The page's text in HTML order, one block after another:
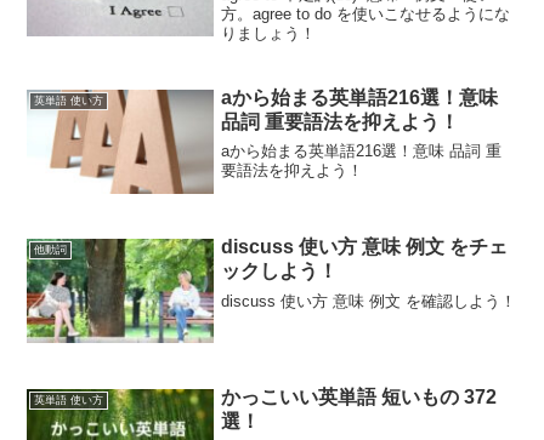
方。agree to do を使いこなせるようにな
りましょう！
英単語 使い方
aから始まる英単語216選！意味
品詞 重要語法を抑えよう！
aから始まる英単語216選！意味 品詞 重
要語法を抑えよう！
他動詞
discuss 使い方 意味 例文 をチェ
ックしよう！
discuss 使い方 意味 例文 を確認しよう！
英単語 使い方
かっこいい英単語 短いもの 372
選！